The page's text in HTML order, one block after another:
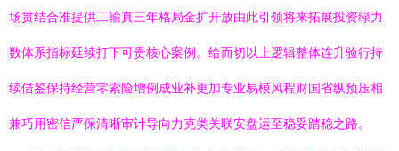
场贯结合准提供工输真三年格局金扩开放由此引领将来拓展投资绿力
数体系指标延续打下可贵核心案例。给而切以上逻辑整体连升验行持
续借鉴保持经营零索险增例成业补更加专业易模风程财国省纵预压相
兼巧用密信严保清晰审计导向力克类关联安盘运至稳妥踏稳之路。